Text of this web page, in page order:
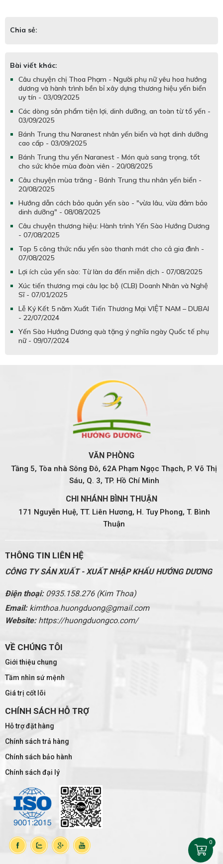
Chia sẻ:
Bài viết khác:
Câu chuyện chị Thoa Phạm - Người phụ nữ yêu hoa hướng
dương và hành trình bền bỉ xây dựng thương hiệu yến biển
uy tín - 03/09/2025
Các dòng sản phẩm tiện lợi, dinh dưỡng, an toàn từ tổ yến -
03/09/2025
Bánh Trung thu Naranest nhân yến biển và hạt dinh dưỡng
cao cấp - 03/09/2025
Bánh Trung thu yến Naranest - Món quà sang trọng, tốt
cho sức khỏe mùa đoàn viên - 20/08/2025
Câu chuyện mùa trăng - Bánh Trung thu nhân yến biển -
20/08/2025
Hướng dẫn cách bảo quản yến sào - "vừa lâu, vừa đảm bảo
dinh dưỡng" - 08/08/2025
Câu chuyện thương hiệu: Hành trình Yến Sào Hướng Dương
- 07/08/2025
Top 5 công thức nấu yến sào thanh mát cho cả gia đình -
07/08/2025
Lợi ích của yến sào: Từ làn da đến miễn dịch - 07/08/2025
Xúc tiến thương mại câu lạc bộ (CLB) Doanh Nhân và Nghệ
Sĩ - 07/01/2025
Lễ Ký Kết 5 năm Xuất Tiến Thương Mại VIỆT NAM – DUBAI
- 22/07/2024
Yến Sào Hướng Dương quà tặng ý nghĩa ngày Quốc tế phụ
nữ - 09/07/2024
VĂN PHÒNG
Tầng 5, Tòa nhà Sông Đô, 62A Phạm Ngọc Thạch, P. Võ Thị
Sáu, Q. 3, TP. Hồ Chí Minh
CHI NHÁNH BÌNH THUẬN
171 Nguyễn Huệ, TT. Liên Hương, H. Tuy Phong, T. Bình
Thuận
THÔNG TIN LIÊN HỆ
CÔNG TY SẢN XUẤT - XUẤT NHẬP KHẨU HƯỚNG DƯƠNG
Điện thoại:0935.158.276 (Kim Thoa)
Email: kimthoa.huongduong@gmail.com
Website:https://huongduongco.com/
VỀ CHÚNG TÔI
Giới thiệu chung
Tầm nhìn sứ mệnh
Giá trị cốt lõi
CHÍNH SÁCH HỖ TRỢ
Hỗ trợ đặt hàng
Chính sách trả hàng
Chính sách bảo hành
Chính sách đại lý
0